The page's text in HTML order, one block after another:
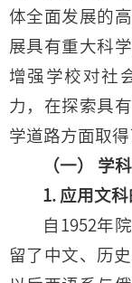
体全面发展的
展具有重大科
增强学校对社
力，在探索具
学道路方面取得
（一） 学
1. 应用文
自1952年
留了中文、历